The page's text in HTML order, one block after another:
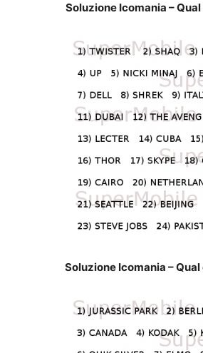
Soluzione Icomania – Qual
Soluzione Icomania – Qual